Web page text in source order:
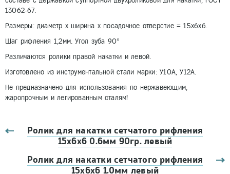
13062-67.
Размеры: диаметр х ширина х посадочное отверстие = 15х6х6.
Шаг рифления 1,2мм. Угол зуба 90°
Различаются ролики правой накатки и левой.
Изготовлено из инструментальной стали марки: У10А, У12А.
Не предназначено для использования по нержавеющим,
жаропрочным и легированным сталям!
Ролик для накатки сетчатого рифления
15х6х6 0.6мм 90гр. левый
Ролик для накатки сетчатого рифления
15х6х6 1.0мм левый